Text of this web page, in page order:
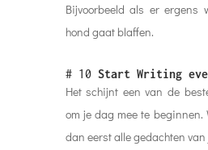
Bijvoorbeeld als er ergens
hond gaat blaffen.
# 10 Start Writing
Het schijnt een van de
om je dag mee te beginnen.
dan eerst alle gedachten